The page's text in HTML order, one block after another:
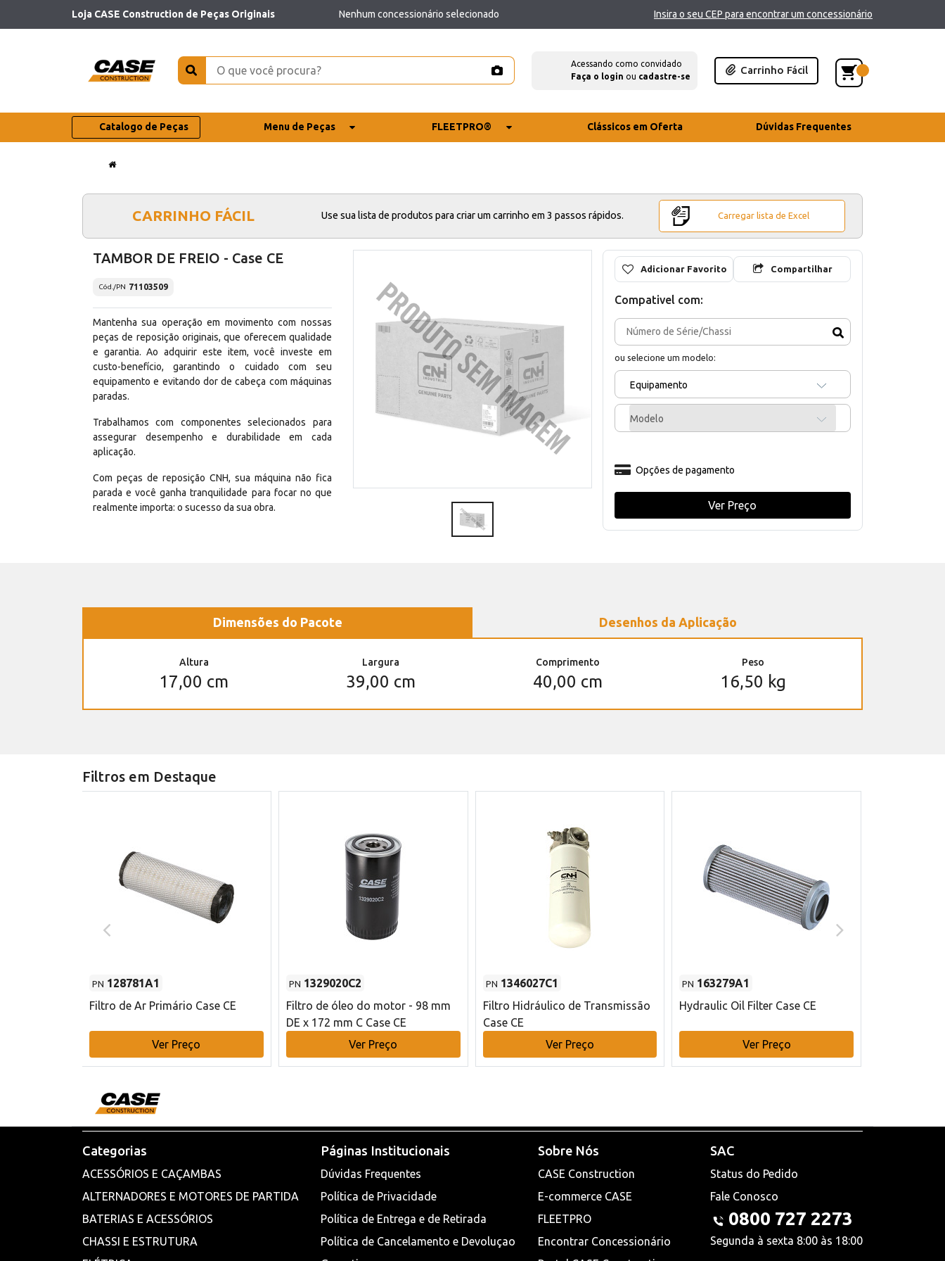
Loja CASE Construction de Peças Originais Nenhum concessionário selecionado Insira o seu CEP para encontrar um concessionário
Acessando como convidado
Faça o login ou cadastre-se
Carrinho Fácil
Catalogo de Peças Menu de Peças FLEETPRO® Clássicos em Oferta Dúvidas Frequentes
CARRINHO FÁCIL Use sua lista de produtos para criar um carrinho em 3 passos rápidos. Carregar lista de Excel
TAMBOR DE FREIO - Case CE
Cód./PN 71103509
Mantenha sua operação em movimento com nossas
peças de reposição originais, que oferecem qualidade
e garantia. Ao adquirir este item, você investe em
custo-benefício, garantindo o cuidado com seu
equipamento e evitando dor de cabeça com máquinas
paradas.
Trabalhamos com componentes selecionados para
assegurar desempenho e durabilidade em cada
aplicação.
Com peças de reposição CNH, sua máquina não fica
parada e você ganha tranquilidade para focar no que
realmente importa: o sucesso da sua obra.
Adicionar Favorito Compartilhar
Compativel com:
ou selecione um modelo:
Equipamento
Modelo
Opções de pagamento
Ver Preço
Dimensões do Pacote Desenhos da Aplicação
Altura
17,00 cm
Largura
39,00 cm
Comprimento
40,00 cm
Peso
16,50 kg
Filtros em Destaque
PN 128781A1
Filtro de Ar Primário Case CE
Ver Preço
PN 1329020C2
Filtro de óleo do motor - 98 mm
DE x 172 mm C Case CE
Ver Preço
PN 1346027C1
Filtro Hidráulico de Transmissão
Case CE
Ver Preço
PN 163279A1
Hydraulic Oil Filter Case CE
Ver Preço
Categorias
ACESSÓRIOS E CAÇAMBAS
ALTERNADORES E MOTORES DE PARTIDA
BATERIAS E ACESSÓRIOS
CHASSI E ESTRUTURA
Páginas Institucionais
Dúvidas Frequentes
Política de Privacidade
Política de Entrega e de Retirada
Política de Cancelamento e Devoluçao
Sobre Nós
CASE Construction
E-commerce CASE
FLEETPRO
Encontrar Concessionário
SAC
Status do Pedido
Fale Conosco
0800 727 2273
Segunda à sexta 8:00 às 18:00